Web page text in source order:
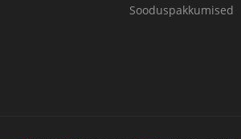
Sooduspakkumised